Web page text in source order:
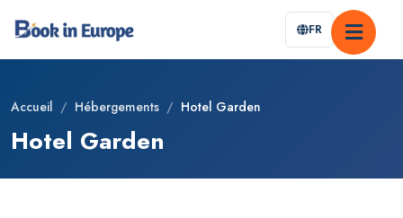
FR
Accueil / Hébergements / Hotel Garden
Hotel Garden